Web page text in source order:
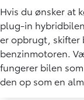
Hvis du ønsker at
plug-in
er opbrugt, skifter
benzinmotoren.
fungerer bilen
den op som en